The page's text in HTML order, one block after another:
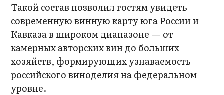
Такой состав позволил гостям увидеть
современную винную карту юга России и
Кавказа в широком диапазоне — от
камерных авторских вин до больших
хозяйств, формирующих узнаваемость
российского виноделия на федеральном
уровне.